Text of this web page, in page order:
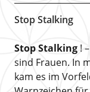
Stop Stalking
Stop Stalking!
sind Frauen. In
kam es im